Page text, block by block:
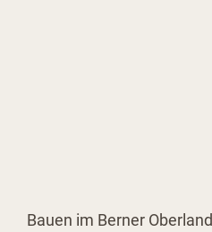
Bauen im Berner Oberland